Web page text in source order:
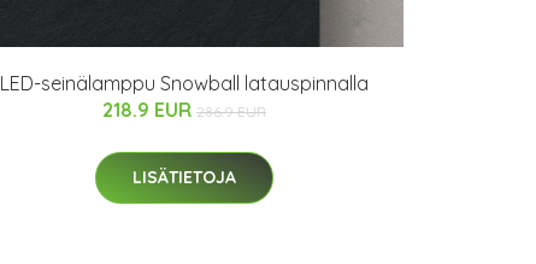
LED-seinälamppu Snowball latauspinnalla
218.9 EUR 286.9 EUR
LISÄTIETOJA